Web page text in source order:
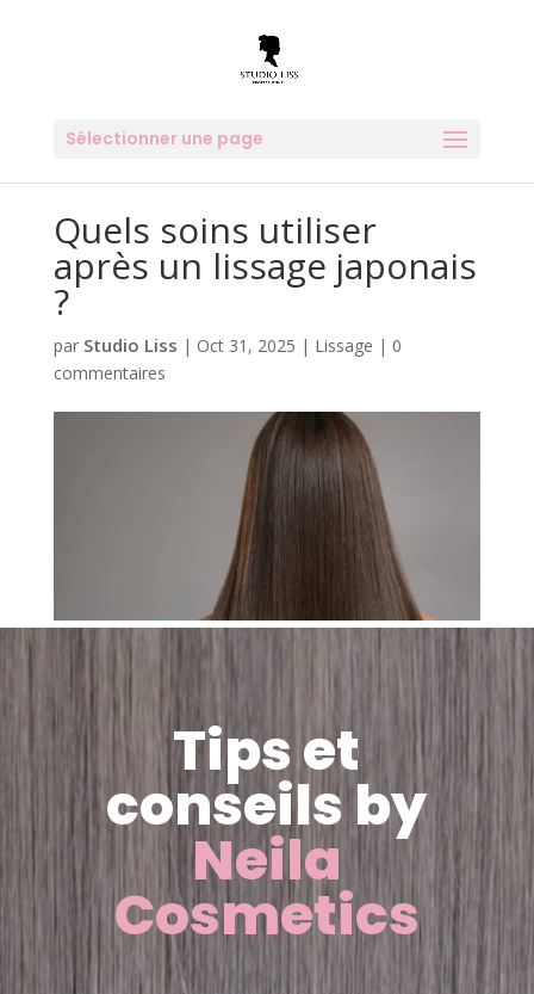
Sélectionner une page
Quels soins utiliser
après un lissage japonais
?
par Studio Liss | Oct 31, 2025 | Lissage | 0
commentaires
Lecteur
Tips et
conseils by
Neila
Cosmetics